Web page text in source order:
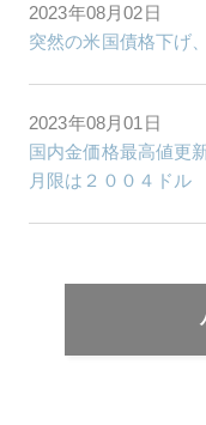
2023年08月02日
突然の米国債格下げ
2023年08月01日
国内金価格最高値更
月限は２００４ドル